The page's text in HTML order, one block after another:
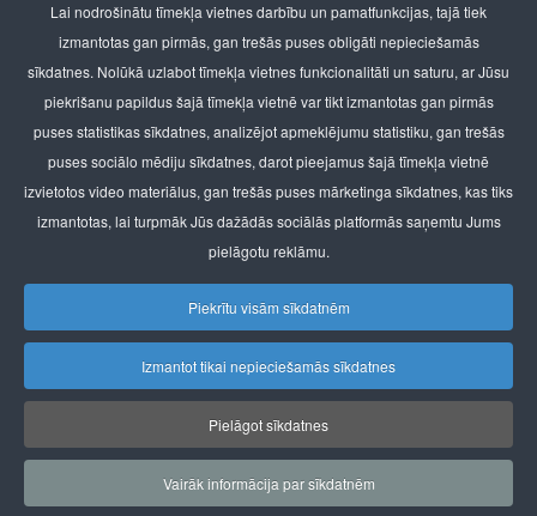
Brāļu Kaudzīšu iela 26, Rīga, LV-1021
tālr.: 67650518, mob. 25402502
Veterinārā klīnika Purvciems
t/c “Minska”, Nīcgales iela 2
BT Kapital SIA
Reģ.nr.40003954588
E-pasts:info@lionvet.lv
Adrese: Nīcgales 2, Rīga, LV-1035
Cenrādis
Privātuma politika un sīkdatņu politika
© 2026 Visas tiesības aizsargātasVeterinārā klīnika
Lion
Lai nodrošinātu tīmekļa vietnes darbību un pamatfunkcijas, tajā tiek
izmantotas gan pirmās, gan trešās puses obligāti nepieciešamās
sīkdatnes. Nolūkā uzlabot tīmekļa vietnes funkcionalitāti un saturu, ar Jūsu
piekrišanu papildus šajā tīmekļa vietnē var tikt izmantotas gan pirmās
puses statistikas sīkdatnes, analizējot apmeklējumu statistiku, gan trešās
puses sociālo mēdiju sīkdatnes, darot pieejamus šajā tīmekļa vietnē
izvietotos video materiālus, gan trešās puses mārketinga sīkdatnes, kas tiks
izmantotas, lai turpmāk Jūs dažādās sociālās platformās saņemtu Jums
pielāgotu reklāmu.
Piekrītu visām sīkdatnēm
Izmantot tikai nepieciešamās sīkdatnes
Pielāgot sīkdatnes
Vairāk informācija par sīkdatnēm